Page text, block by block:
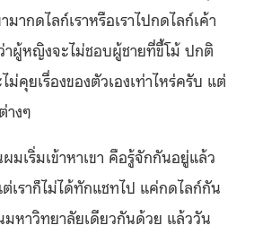
ากดไลก์เราหรือเราไปกดไลก์เค้า
าผู้หญิงจะไม่ชอบผู้ชายที่ขี้โม้ ปกติ
ม่คุยเรื่องของตัวเองเท่าไหร่ครับ แต่
างๆ
เริ่มเข้าหาเขา คือรู้จักกันอยู่แล้ว
เราก็ไม่ได้ทักแชทไป แค่กดไลก์กัน
หาวิทยาลัยเดียวกันด้วย แล้ววัน